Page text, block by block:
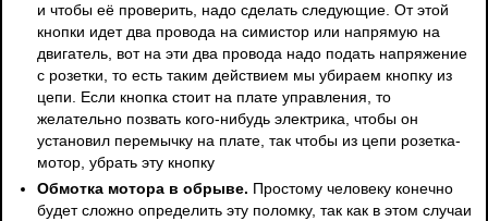
и чтобы её проверить, надо сделать следующие. От этой
кнопки идет два провода на симистор или напрямую на
двигатель, вот на эти два провода надо подать напряжение
с розетки, то есть таким действием мы убираем кнопку из
цепи. Если кнопка стоит на плате управления, то
желательно позвать кого-нибудь электрика, чтобы он
установил перемычку на плате, так чтобы из цепи розетка-
мотор, убрать эту кнопку
Обмотка мотора в обрыве. Простому человеку конечно
будет сложно определить эту поломку, так как в этом случаи